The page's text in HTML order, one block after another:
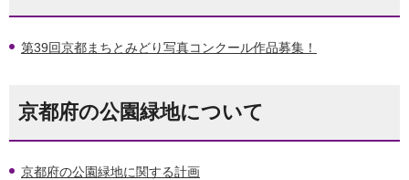
第39回京都まちとみどり写真コンクール作品募集！
京都府の公園緑地について
京都府の公園緑地に関する計画